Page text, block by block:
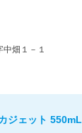
畑１－１
ジェット 550mL